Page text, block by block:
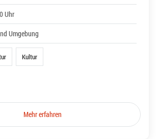
Uhr
Umgebung
Kultur
Mehr erfahren